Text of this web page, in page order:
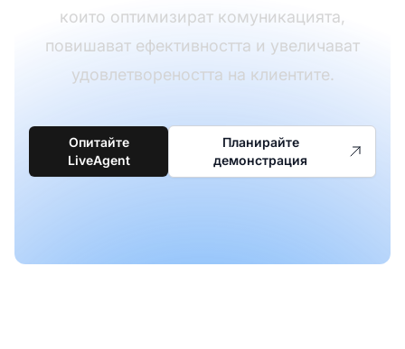
които оптимизират комуникацията,
повишават ефективността и увеличават
удовлетвореността на клиентите.
Опитайте
LiveAgent
Планирайте
демонстрация